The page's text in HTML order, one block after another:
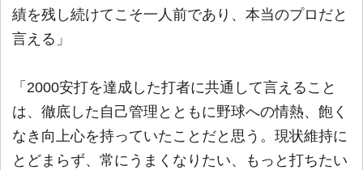
績を残し続けてこそ一人前であり、本当のプロだと
言える」
「2000安打を達成した打者に共通して言えること
は、徹底した自己管理とともに野球への情熱、飽く
なき向上心を持っていたことだと思う。現状維持に
とどまらず、常にうまくなりたい、もっと打ちたい